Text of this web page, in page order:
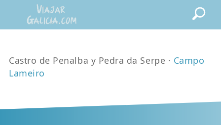
Castro de Penalba y Pedra da Serpe · Campo
Lameiro